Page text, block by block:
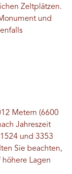
Zeltplätzen.
und
Metern (6600
Jahreszeit
und 3353
Sie beachten,
Lagen